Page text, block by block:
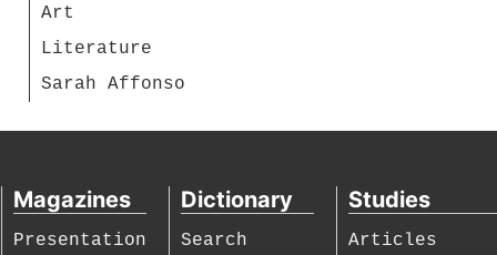
Art
Literature
Sarah Affonso
Magazines
Presentation
Dictionary
Search
Studies
Articles